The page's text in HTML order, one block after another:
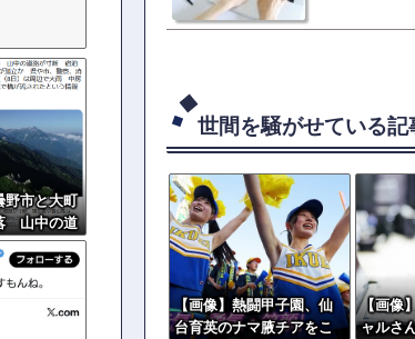
野市と大町
山中の道
客や登山
近くが孤
橋が流さ
世間を騒がせている記
【画像】熱闘甲子園、仙
台育英のナマ腋チアをこ
【画像
ャルさ